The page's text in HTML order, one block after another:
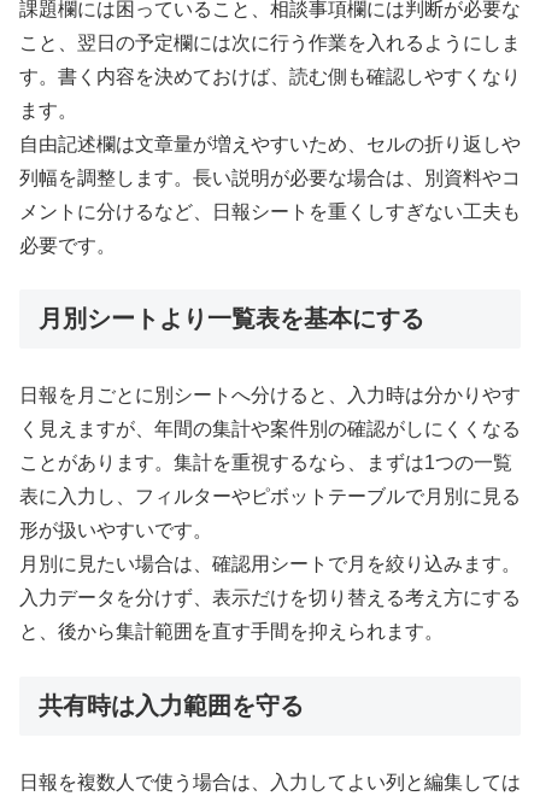
課題欄には困っていること、相談事項欄には判断が必要な
こと、翌日の予定欄には次に行う作業を入れるようにしま
す。書く内容を決めておけば、読む側も確認しやすくなり
ます。
自由記述欄は文章量が増えやすいため、セルの折り返しや
列幅を調整します。長い説明が必要な場合は、別資料やコ
メントに分けるなど、日報シートを重くしすぎない工夫も
必要です。
月別シートより一覧表を基本にする
日報を月ごとに別シートへ分けると、入力時は分かりやす
く見えますが、年間の集計や案件別の確認がしにくくなる
ことがあります。集計を重視するなら、まずは1つの一覧
表に入力し、フィルターやピボットテーブルで月別に見る
形が扱いやすいです。
月別に見たい場合は、確認用シートで月を絞り込みます。
入力データを分けず、表示だけを切り替える考え方にする
と、後から集計範囲を直す手間を抑えられます。
共有時は入力範囲を守る
日報を複数人で使う場合は、入力してよい列と編集しては